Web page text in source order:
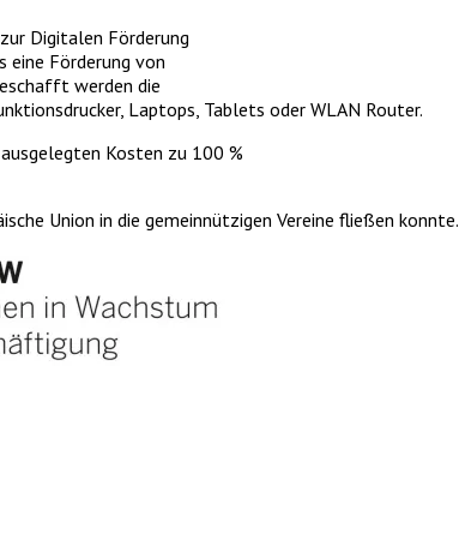
Digitalen Förderung
eine Förderung von
werden die
Laptops, Tablets oder WLAN Router.
Kosten zu 100 %
Union in die gemeinnützigen Vereine fließen konnte.